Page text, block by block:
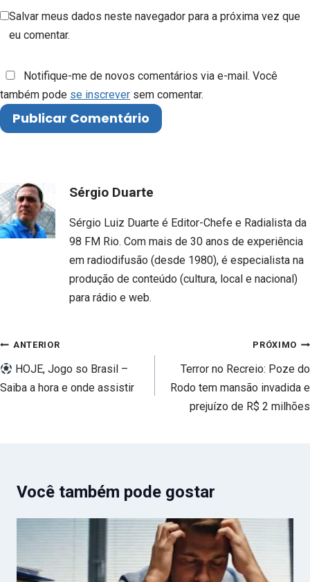
Salvar meus dados neste navegador para a próxima vez que
eu comentar.
Notifique-me de novos comentários via e-mail. Você
também pode se inscrever sem comentar.
Sérgio Duarte
Sérgio Luiz Duarte é Editor-Chefe e Radialista da
98 FM Rio. Com mais de 30 anos de experiência
em radiodifusão (desde 1980), é especialista na
produção de conteúdo (cultura, local e nacional)
para rádio e web.
Navegação
de
Post
ANTERIOR
HOJE, Jogo so Brasil –
Saiba a hora e onde assistir
PRÓXIMO
Terror no Recreio: Poze do
Rodo tem mansão invadida e
prejuízo de R$ 2 milhões
Você também pode gostar